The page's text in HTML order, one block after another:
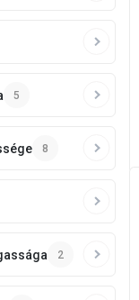
5
8
2